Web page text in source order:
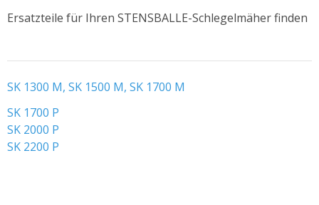
Vertriebspartner
Ersatzteile
Ersatzteile für Ihren STENSBALLE-Schlegelmäher finden
SK 1300 M, SK 1500 M, SK 1700 M
SK 1700 P
SK 2000 P
SK 2200 P